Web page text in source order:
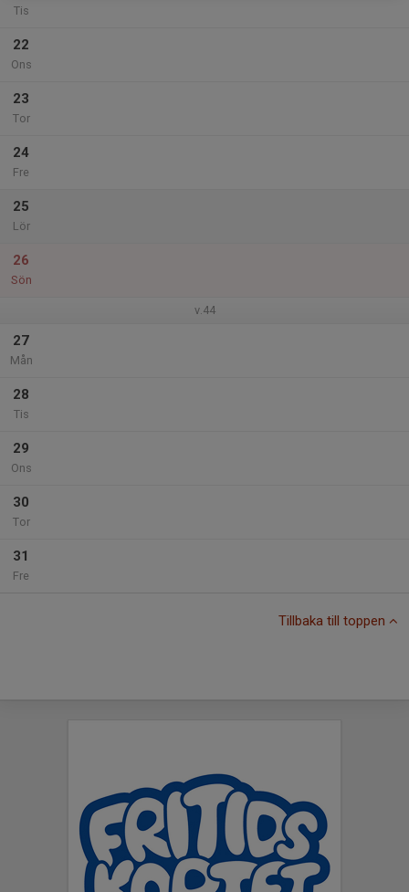
Tis
22
Ons
23
Tor
24
Fre
25
Lör
26
Sön
v.44
27
Mån
28
Tis
29
Ons
30
Tor
31
Fre
Tillbaka till toppen